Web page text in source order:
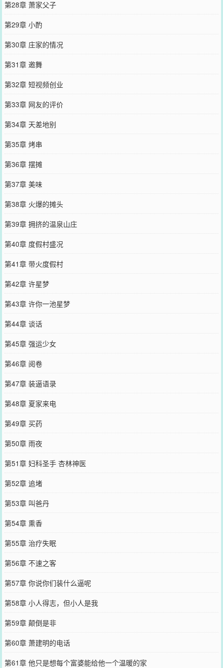
第28章 萧家父子
第29章 小酌
第30章 庄家的情况
第31章 邀舞
第32章 短视频创业
第33章 网友的评价
第34章 天差地别
第35章 烤串
第36章 摆摊
第37章 美味
第38章 火爆的摊头
第39章 拥挤的温泉山庄
第40章 度假村盛况
第41章 带火度假村
第42章 许星梦
第43章 许你一池星梦
第44章 谈话
第45章 强运少女
第46章 阅卷
第47章 装逼语录
第48章 夏家来电
第49章 买药
第50章 雨夜
第51章 妇科圣手 杏林神医
第52章 追堵
第53章 叫爸丹
第54章 熏香
第55章 治疗失眠
第56章 不速之客
第57章 你说你们装什么逼呢
第58章 小人得志，但小人是我
第59章 颠倒是非
第60章 萧建明的电话
第61章 他只是想每个富婆能给他一个温暖的家